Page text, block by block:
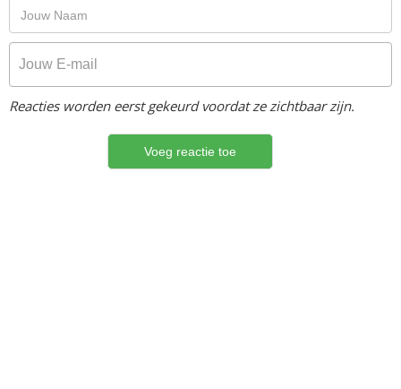
Reacties worden eerst gekeurd voordat ze zichtbaar zijn.